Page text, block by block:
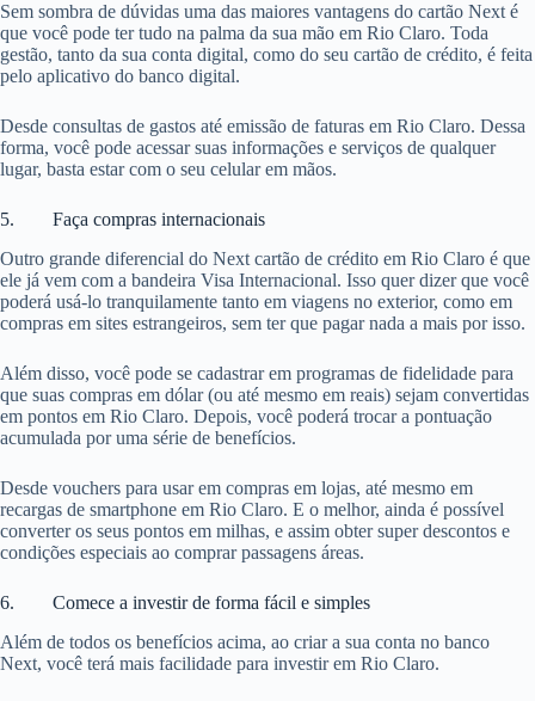
Sem sombra de dúvidas uma das maiores vantagens do cartão Next é
que você pode ter tudo na palma da sua mão em Rio Claro. Toda
gestão, tanto da sua conta digital, como do seu cartão de crédito, é feita
pelo aplicativo do banco digital.
Desde consultas de gastos até emissão de faturas em Rio Claro. Dessa
forma, você pode acessar suas informações e serviços de qualquer
lugar, basta estar com o seu celular em mãos.
5. Faça compras internacionais
Outro grande diferencial do Next cartão de crédito em Rio Claro é que
ele já vem com a bandeira Visa Internacional. Isso quer dizer que você
poderá usá-lo tranquilamente tanto em viagens no exterior, como em
compras em sites estrangeiros, sem ter que pagar nada a mais por isso.
Além disso, você pode se cadastrar em programas de fidelidade para
que suas compras em dólar (ou até mesmo em reais) sejam convertidas
em pontos em Rio Claro. Depois, você poderá trocar a pontuação
acumulada por uma série de benefícios.
Desde vouchers para usar em compras em lojas, até mesmo em
recargas de smartphone em Rio Claro. E o melhor, ainda é possível
converter os seus pontos em milhas, e assim obter super descontos e
condições especiais ao comprar passagens áreas.
6. Comece a investir de forma fácil e simples
Além de todos os benefícios acima, ao criar a sua conta no banco
Next, você terá mais facilidade para investir em Rio Claro.